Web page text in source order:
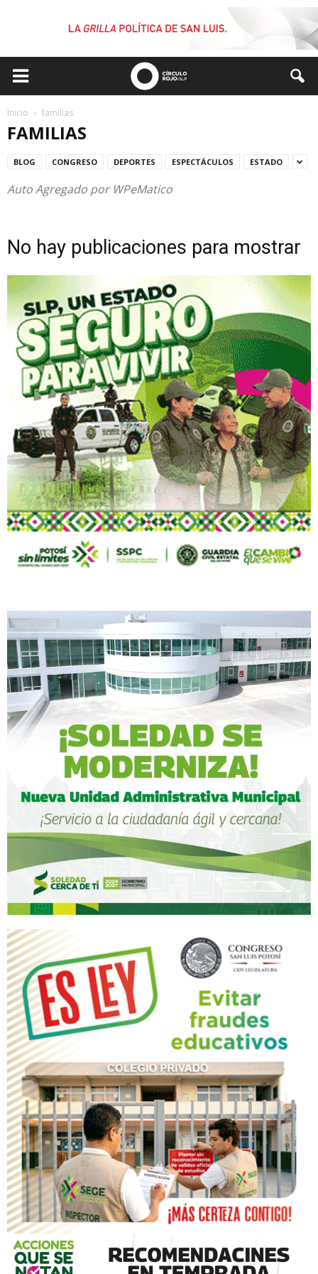
Inicio familias
FAMILIAS
BLOG CONGRESO DEPORTES ESPECTÁCULOS ESTADO
Auto Agregado por WPeMatico
No hay publicaciones para mostrar